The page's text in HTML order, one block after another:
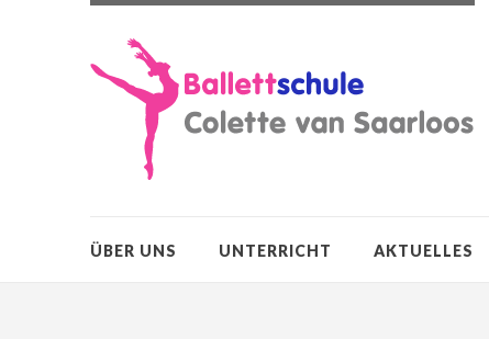
ÜBER UNS UNTERRICHT AKTUELLES